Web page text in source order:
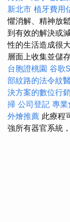
新北市 植牙費用
懼消解、精神放
到有效的解決或
性的生活造成很
層面上收集並儲
台胞證桃園 谷歌
部紋路的法令紋
決方案的數位行
掃 公司登記 專業
外燴推薦 此療程
強所有器官系統